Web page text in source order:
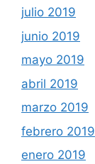
julio 2019
junio 2019
mayo 2019
abril 2019
marzo 2019
febrero 2019
enero 2019